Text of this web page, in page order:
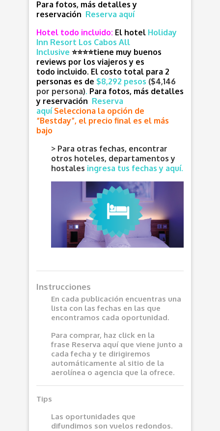
Para fotos, más detalles y
reservación Reserva aquí
Hotel todo incluido: El hotel Holiday
Inn Resort Los Cabos All
Inclusive ⭐⭐⭐⭐tiene muy buenos
reviews por los viajeros y es
todo incluido. El costo total para 2
personas es de $8,292 pesos ($4,146
por persona). Para fotos, más detalles
y reservación Reserva
aquí Selecciona la opción de
“Bestday”, el precio final es el más
bajo
> Para otras fechas, encontrar
otros hoteles, departamentos y
hostales ingresa tus fechas y aquí.
Instrucciones
En cada publicación encuentras una
lista con las fechas en las que
encontramos cada oportunidad.
Para comprar, haz click en la
frase Reserva aquí que viene junto a
cada fecha y te dirigiremos
automáticamente al sitio de la
aerolínea o agencia que la ofrece.
Tips
Las oportunidades que
difundimos son vuelos redondos.